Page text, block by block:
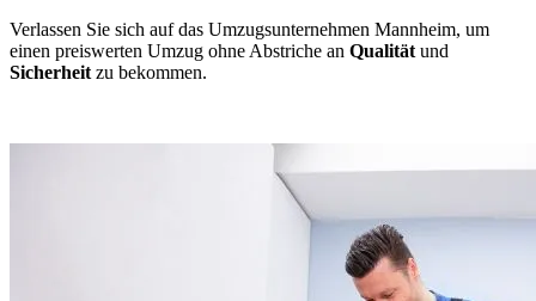
Verlassen Sie sich auf das Umzugsunternehmen Mannheim, um
einen preiswerten Umzug ohne Abstriche an Qualität und
Sicherheit zu bekommen.